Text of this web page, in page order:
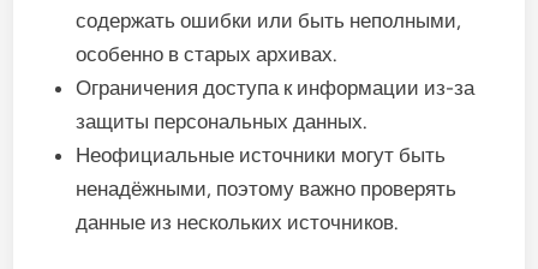
содержать ошибки или быть неполными,
особенно в старых архивах.
Ограничения доступа к информации из-за
защиты персональных данных.
Неофициальные источники могут быть
ненадёжными, поэтому важно проверять
данные из нескольких источников.